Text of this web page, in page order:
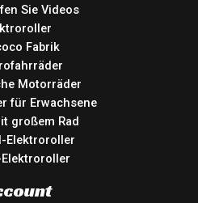
Sie Videos
Fabrik
Motorräder
für Erwachsene
großem Rad
Elektroroller
Elektroroller